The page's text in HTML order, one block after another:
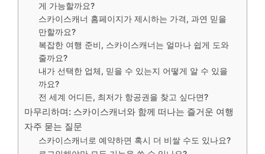
게 가능할까요?
스카이스캐너 홈페이지가 제시하는 가격, 과연 믿을
만할까요?
복잡한 여행 준비, 스카이스캐너는 얼마나 쉽게 도와
줄까요?
내가 선택한 업체, 믿을 수 있는지 어떻게 알 수 있을
까요?
전 세계 어디든, 최저가 항공권을 찾고 싶다면?
마무리하며: 스카이스캐너와 함께 떠나는 즐거운 여행
자주 묻는 질문
스카이스캐너로 예약하면 혹시 더 비쌀 수도 있나요?